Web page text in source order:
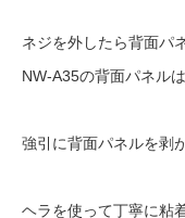
ネジを外したら背面パ
NW-A35の背面パネル
強引に背面パネルを剥
ヘラを使って丁寧に粘